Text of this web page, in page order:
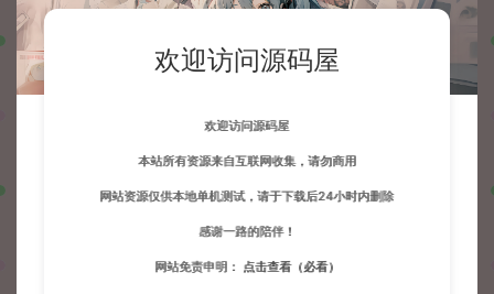
欢迎访问源码屋
欢迎访问源码屋
本站所有资源来自互联网收集，请勿商用
网站资源仅供本地单机测试，请于下载后24小时内删除
感谢一路的陪伴！
网站免责申明： 点击查看（必看）